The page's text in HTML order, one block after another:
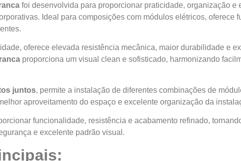
foi desenvolvida para proporcionar praticidade, organização e
Ideal para composições com módulos elétricos, oferece
oferece elevada resistência mecânica, maior durabilidade e
proporciona um visual clean e sofisticado, harmonizando
juntos, permite a instalação de diferentes combinações de
aproveitamento do espaço e excelente organização da
funcionalidade, resistência e acabamento refinado,
e excelente padrão visual.